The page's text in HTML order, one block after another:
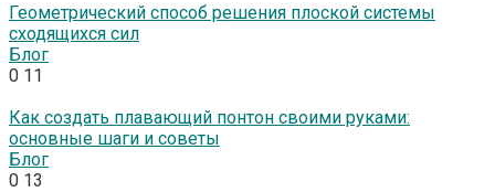
Геометрический способ решения плоской системы
сходящихся сил
Блог
0 11
Как создать плавающий понтон своими руками:
основные шаги и советы
Блог
0 13